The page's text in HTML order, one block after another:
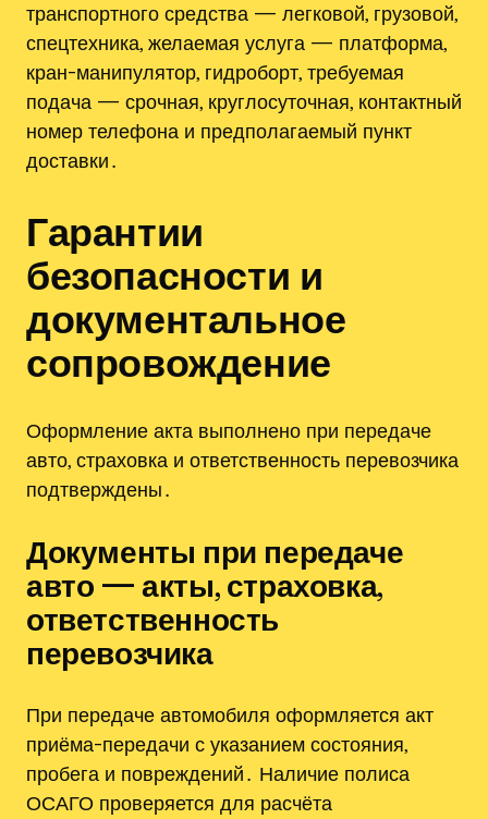
транспортного средства — легковой, грузовой,
спецтехника, желаемая услуга — платформа,
кран-манипулятор, гидроборт, требуемая
подача — срочная, круглосуточная, контактный
номер телефона и предполагаемый пункт
доставки․
Гарантии
безопасности и
документальное
сопровождение
Оформление акта выполнено при передаче
авто, страховка и ответственность перевозчика
подтверждены․
Документы при передаче
авто — акты, страховка,
ответственность
перевозчика
При передаче автомобиля оформляется акт
приёма-передачи с указанием состояния,
пробега и повреждений․ Наличие полиса
ОСАГО проверяется для расчёта